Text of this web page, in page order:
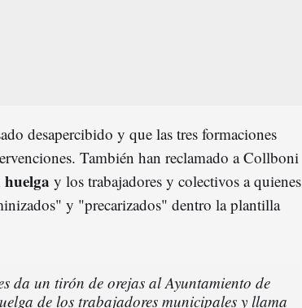
desapercibido y que las tres formaciones
También han reclamado a Collboni
huelga y los trabajadores y colectivos a quienes
y "precarizados" dentro la plantilla
da un tirón de orejas al Ayuntamiento de
de los trabajadores municipales y llama